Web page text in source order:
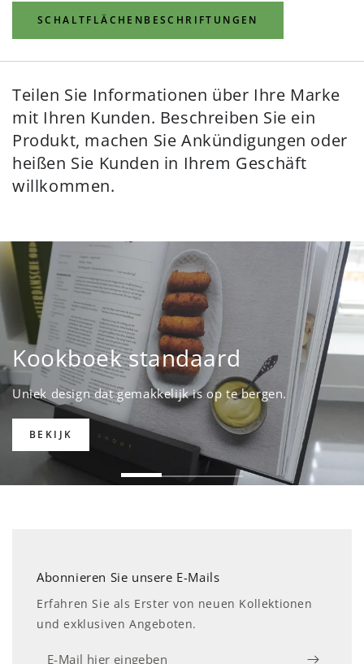
SCHALTFLÄCHENBESCHRIFTUNGEN
Teilen Sie Informationen über Ihre Marke
mit Ihren Kunden. Beschreiben Sie ein
Produkt, machen Sie Ankündigungen oder
heißen Sie Kunden in Ihrem Geschäft
willkommen.
Kookboek standaard
Uniek design dat gemakkelijk is op te bergen.
BEKIJK
Abonnieren Sie unsere E-Mails
Erfahren Sie als Erster von neuen Kollektionen
und exklusiven Angeboten.